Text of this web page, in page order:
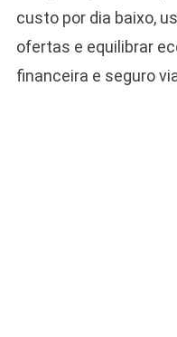
custo por dia baixo,
ofertas e equilibrar
financeira e seguro